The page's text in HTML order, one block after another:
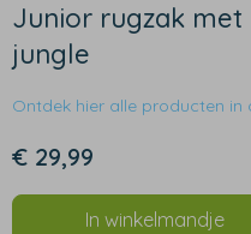
Junior rugzak met
jungle
Ontdek hier alle producten in
€ 29,99
In winkelmandje